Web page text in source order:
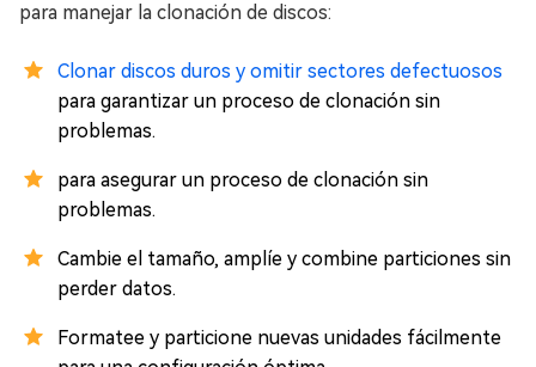
para manejar la clonación de discos:
Clonar discos duros y omitir sectores defectuosos
para garantizar un proceso de clonación sin
problemas.
para asegurar un proceso de clonación sin
problemas.
Cambie el tamaño, amplíe y combine particiones sin
perder datos.
Formatee y particione nuevas unidades fácilmente